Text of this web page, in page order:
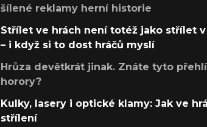
šílené reklamy herní historie
Střílet ve hrách není totéž jako střílet
– i když si to dost hráčů myslí
Hrůza devětkrát jinak. Znáte tyto
horory?
Kulky, lasery i optické klamy: Jak ve
střílení